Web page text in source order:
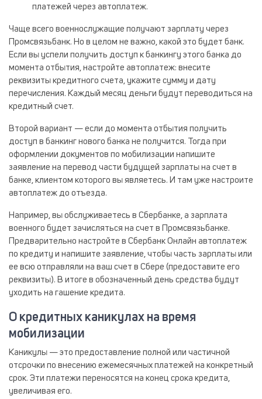
платежей через автоплатеж.
Чаще всего военнослужащие получают зарплату через
Промсвязьбанк. Но в целом не важно, какой это будет банк.
Если вы успели получить доступ к банкингу этого банка до
момента отбытия, настройте автоплатеж: внесите
реквизиты кредитного счета, укажите сумму и дату
перечисления. Каждый месяц деньги будут переводиться на
кредитный счет.
Второй вариант — если до момента отбытия получить
доступ в банкинг нового банка не получится. Тогда при
оформлении документов по мобилизации напишите
заявление на перевод части будущей зарплаты на счет в
банке, клиентом которого вы являетесь. И там уже настроите
автоплатеж до отъезда.
Например, вы обслуживаетесь в Сбербанке, а зарплата
военного будет зачисляться на счет в Промсвязьбанке.
Предварительно настройте в Сбербанк Онлайн автоплатеж
по кредиту и напишите заявление, чтобы часть зарплаты или
ее всю отправляли на ваш счет в Сбере (предоставите его
реквизиты). В итоге в обозначенный день средства будут
уходить на гашение кредита.
О кредитных каникулах на время
мобилизации
Каникулы — это предоставление полной или частичной
отсрочки по внесению ежемесячных платежей на конкретный
срок. Эти платежи переносятся на конец срока кредита,
увеличивая его.